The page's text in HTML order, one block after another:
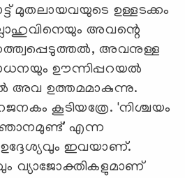
മുതലായവയുടെ ഉള്ളടക്കം
അവന്റെ
അവനുള്ള
ഊന്നിപ്പറയല്‍
അവ ഉത്തമമാകുന്നു.
കൂടിയത്രേ. 'നിശ്ചയം
എന്ന
ഇവയാണ്.
വ്യാജോക്തികളുമാണ്